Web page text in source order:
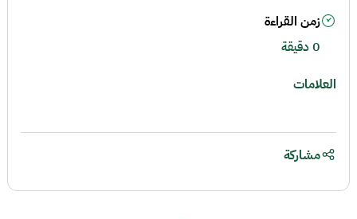
زمن القراءة
0 دقيقة
العلامات
مشاركة